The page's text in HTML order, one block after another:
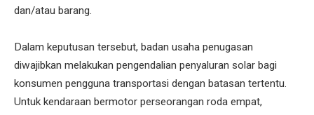
dan/atau barang.
Dalam keputusan tersebut, badan usaha penugasan
diwajibkan melakukan pengendalian penyaluran solar bagi
konsumen pengguna transportasi dengan batasan tertentu.
Untuk kendaraan bermotor perseorangan roda empat,